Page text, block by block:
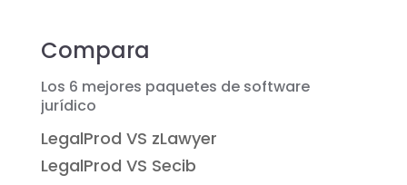
Compara
Los 6 mejores paquetes de software
jurídico
LegalProd VS zLawyer
LegalProd VS Secib